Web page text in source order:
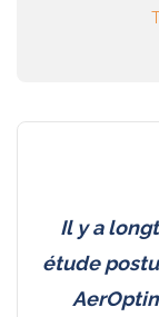
Il y a
étude